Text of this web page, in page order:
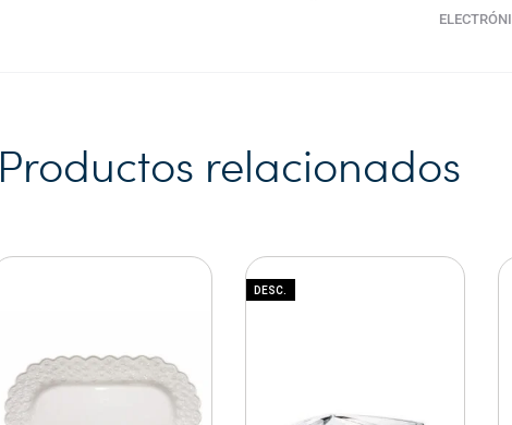
Productos relacionados
DESC.